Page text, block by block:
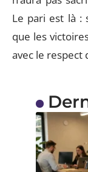
Le pari est là :
que les
avec le respect